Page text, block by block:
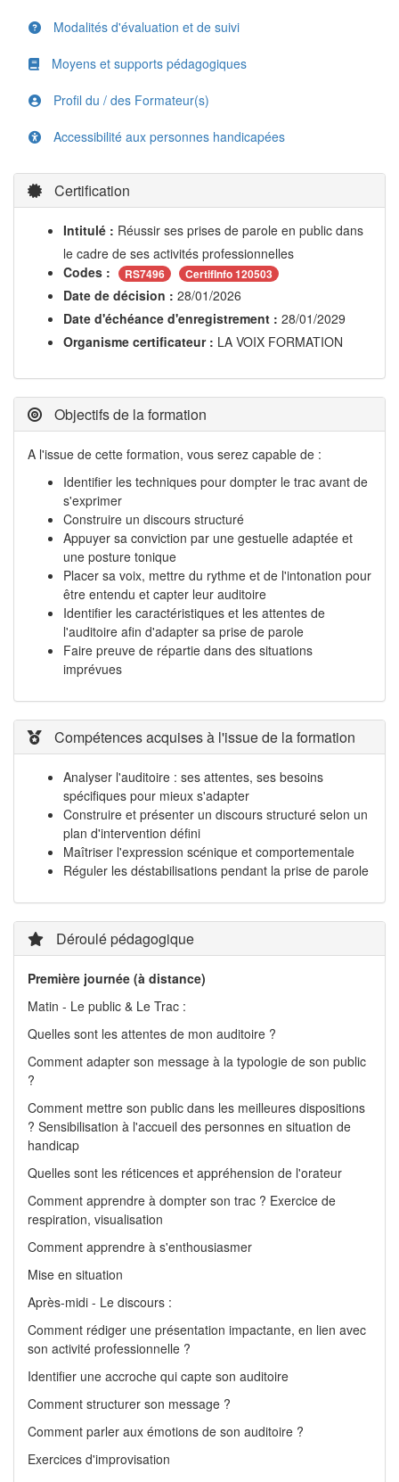
Modalités d'évaluation et de suivi
Moyens et supports pédagogiques
Profil du / des Formateur(s)
Accessibilité aux personnes handicapées
Certification
Intitulé : Réussir ses prises de parole en public dans
le cadre de ses activités professionnelles
Codes :
RS7496 CertifInfo 120503
Date de décision : 28/01/2026
Date d'échéance d'enregistrement : 28/01/2029
Organisme certificateur : LA VOIX FORMATION
Objectifs de la formation
A l'issue de cette formation, vous serez capable de :
Identifier les techniques pour dompter le trac avant de
s'exprimer
Construire un discours structuré
Appuyer sa conviction par une gestuelle adaptée et
une posture tonique
Placer sa voix, mettre du rythme et de l'intonation pour
être entendu et capter leur auditoire
Identifier les caractéristiques et les attentes de
l'auditoire afin d'adapter sa prise de parole
Faire preuve de répartie dans des situations
imprévues
Compétences acquises à l'issue de la formation
Analyser l'auditoire : ses attentes, ses besoins
spécifiques pour mieux s'adapter
Construire et présenter un discours structuré selon un
plan d'intervention défini
Maîtriser l'expression scénique et comportementale
Réguler les déstabilisations pendant la prise de parole
Déroulé pédagogique
Première journée (à distance)
Matin - Le public & Le Trac :
Quelles sont les attentes de mon auditoire ?
Comment adapter son message à la typologie de son public
?
Comment mettre son public dans les meilleures dispositions
? Sensibilisation à l'accueil des personnes en situation de
handicap
Quelles sont les réticences et appréhension de l'orateur
Comment apprendre à dompter son trac ? Exercice de
respiration, visualisation
Comment apprendre à s'enthousiasmer
Mise en situation
Après-midi - Le discours :
Comment rédiger une présentation impactante, en lien avec
son activité professionnelle ?
Identifier une accroche qui capte son auditoire
Comment structurer son message ?
Comment parler aux émotions de son auditoire ?
Exercices d'improvisation